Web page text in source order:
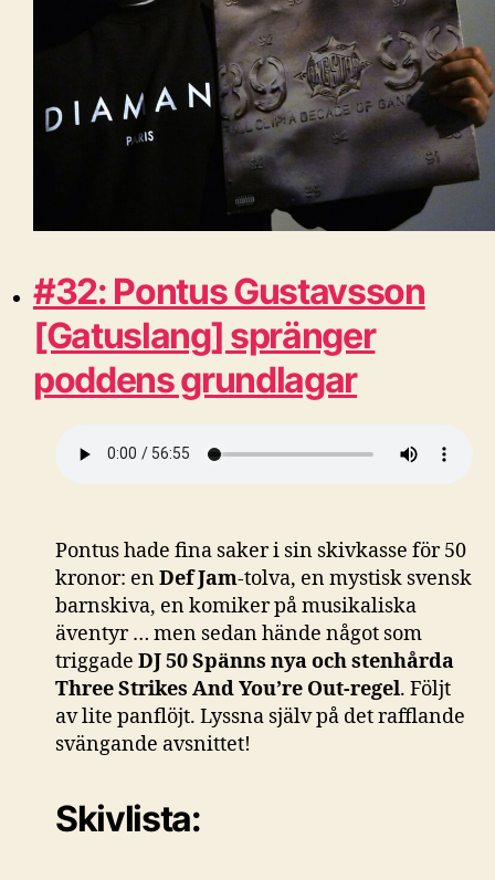
#32: Pontus Gustavsson
[Gatuslang] spränger
poddens grundlagar
Pontus hade fina saker i sin skivkasse för 50
kronor: enDef Jam-tolva, en mystisk svensk
barnskiva, en komiker på musikaliska
äventyr … men sedan hände något som
triggade DJ 50 Spänns nya och stenhårda
Three Strikes And You’re Out-regel. Följt
av lite panflöjt. Lyssna själv på det rafflande
svängande avsnittet!
Skivlista: